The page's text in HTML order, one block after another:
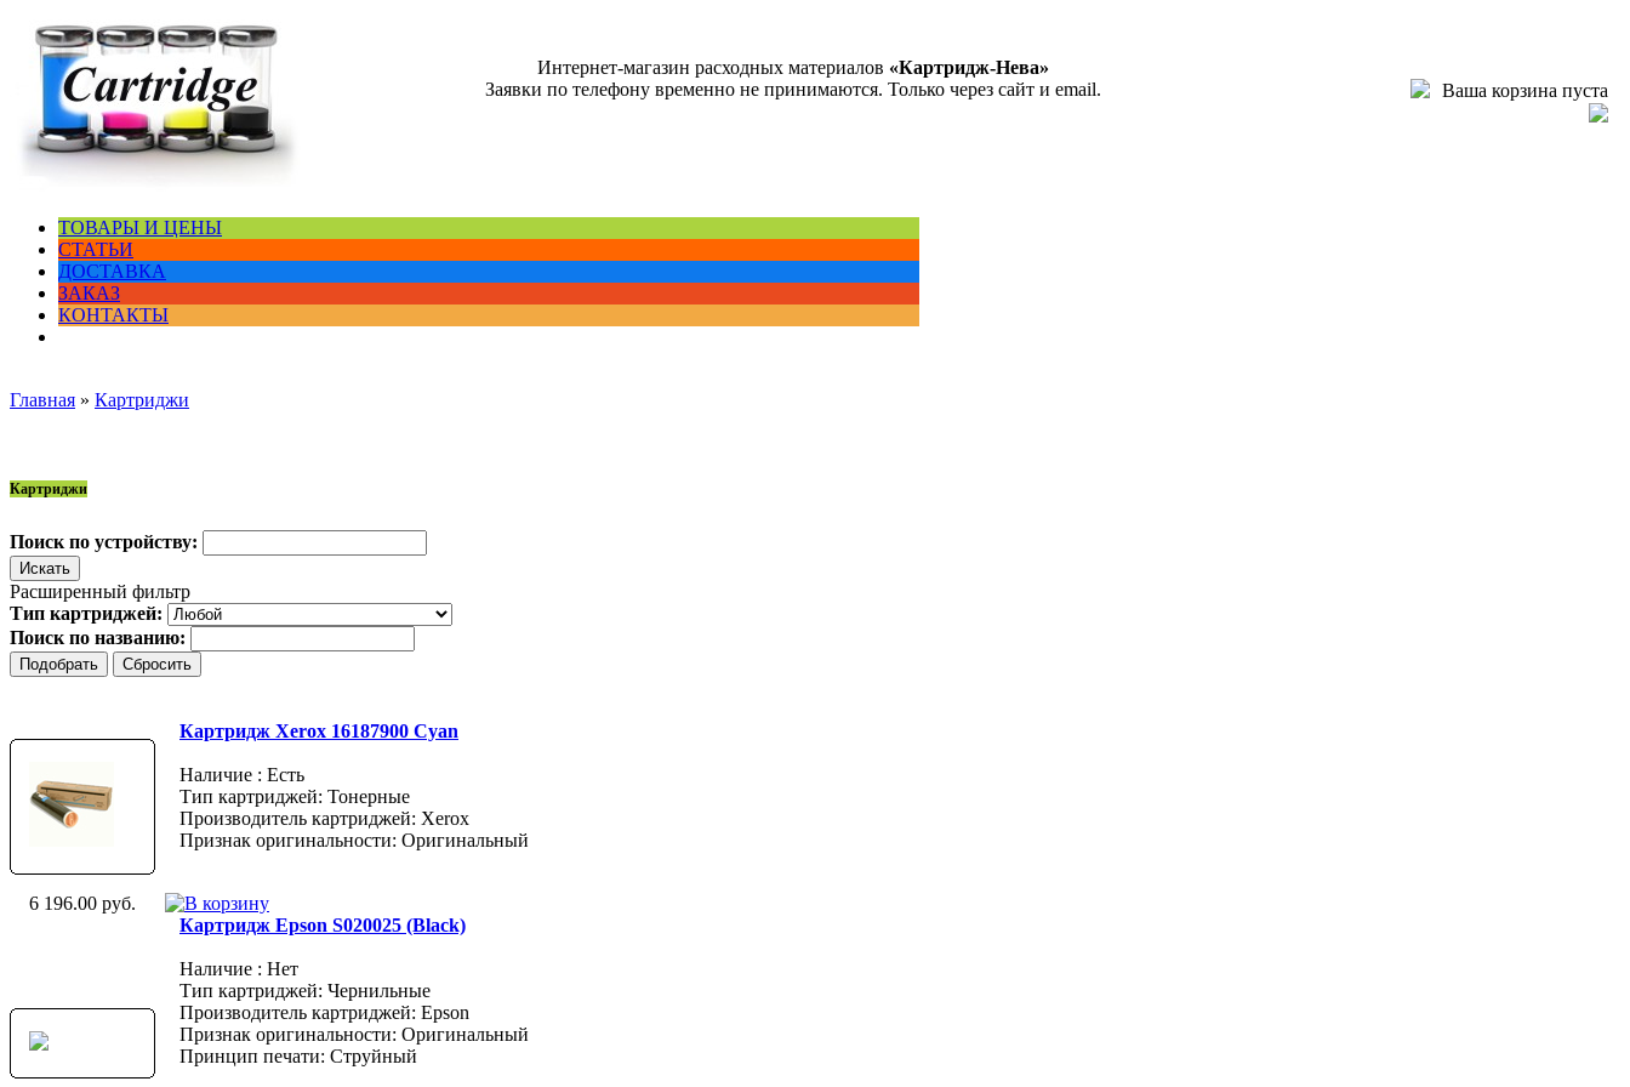
Интернет-магазин расходных материалов «Картридж-Нева»
Заявки по телефону временно не принимаются. Только через сайт и email.
Ваша корзина пуста
ТОВАРЫ И ЦЕНЫ
СТАТЬИ
ДОСТАВКА
ЗАКАЗ
КОНТАКТЫ
Главная » Картриджи
Картриджи
Поиск по устройству:
Расширенный фильтр
Тип картриджей:
Поиск по названию:
Картридж Xerox 16187900 Cyan
Наличие : Есть
Тип картриджей: Тонерные
Производитель картриджей: Xerox
Признак оригинальности: Оригинальный
6 196.00 руб.
Картридж Epson S020025 (Black)
Наличие : Нет
Тип картриджей: Чернильные
Производитель картриджей: Epson
Признак оригинальности: Оригинальный
Принцип печати: Струйный